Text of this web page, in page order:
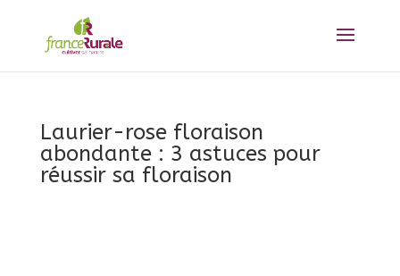
Laurier-rose floraison
abondante : 3 astuces pour
réussir sa floraison